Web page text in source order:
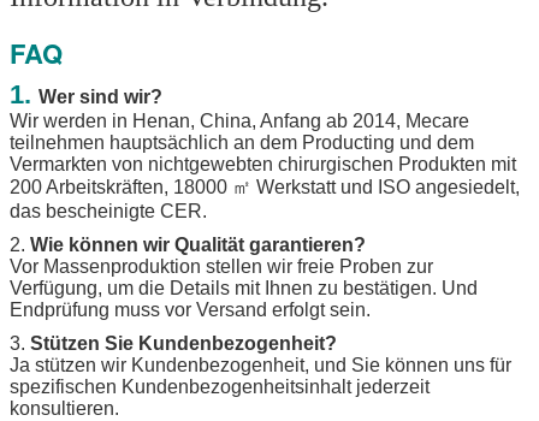
FAQ
1. Wer sind wir?
Wir werden in Henan, China, Anfang ab 2014, Mecare
teilnehmen hauptsächlich an dem Producting und dem
Vermarkten von nichtgewebten chirurgischen Produkten mit
200 Arbeitskräften, 18000 ㎡ Werkstatt und ISO angesiedelt,
das bescheinigte CER.
2. Wie können wir Qualität garantieren?
Vor Massenproduktion stellen wir freie Proben zur
Verfügung, um die Details mit Ihnen zu bestätigen. Und
Endprüfung muss vor Versand erfolgt sein.
3. Stützen Sie Kundenbezogenheit?
Ja stützen wir Kundenbezogenheit, und Sie können uns für
spezifischen Kundenbezogenheitsinhalt jederzeit
konsultieren.